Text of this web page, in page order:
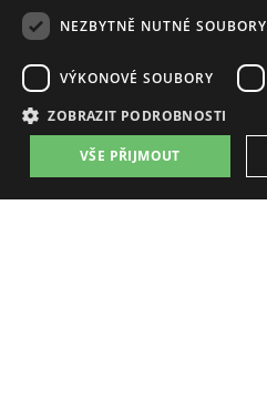
email:
zat@zat.cz
+420 318 652 111
telefon: +420 377 438 111
Pobočky:
Příbram, K Podlesí 541
NEZBYTNĚ NUTNÉ SOUBORY
VÝKONOVÉ SOUBORY
ZOBRAZIT PODROBNOSTI
VŠE PŘIJMOUT